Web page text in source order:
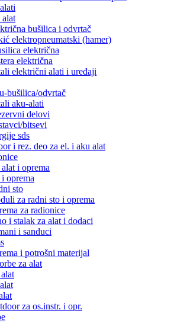
bušilica i odvrtač
elektropneumatski (hamer)
električna
električna
električni alati i uređaji
bušilica/odvrtač
aku-alati
delovi
bitsevi
sds
i rez. deo za el. i aku alat
i oprema
oprema
sto
za radni sto i oprema
za radionice
i stalak za alat i dodaci
i sanduci
i potrošni materijal
za alat
za os.instr. i opr.